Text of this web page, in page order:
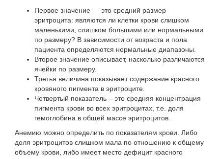
Первое значение — это средний размер
эритроцита: являются ли клетки крови слишком
маленькими, слишком большими или нормальными
по размеру? В зависимости от возраста и пола
пациента определяются нормальные диапазоны.
Второе значение описывает, насколько различаются
ячейки по размеру.
Третья величина показывает содержание красного
кровяного пигмента в эритроците.
Четвертый показатель – это средняя концентрация
пигмента крови во всех эритроцитах, т.е. доля
гемоглобина в общей массе эритроцитов.
Анемию можно определить по показателям крови. Либо
доля эритроцитов слишком мала по отношению к общему
объему крови, либо имеет место дефицит красного